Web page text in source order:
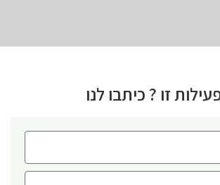
זו ? כיתבו לנו